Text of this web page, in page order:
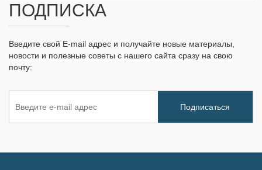
ПОДПИСКА
Введите свой E-mail адрес и получайте новые материалы,
новости и полезные советы с нашего сайта сразу на свою
почту: